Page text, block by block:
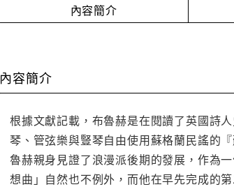
內容簡介
內容簡介
根據文獻記載，布魯赫是在閱讀了英國詩
琴、管弦樂與豎琴自由使用蘇格蘭民謠的
魯赫親身見證了浪漫派後期的發展，作為
想曲」自然也不例外，而他在早先完成的